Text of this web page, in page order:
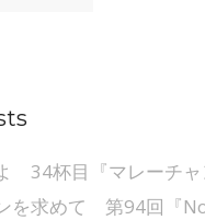
34杯目『マレーチャ
を求めて 第94回『